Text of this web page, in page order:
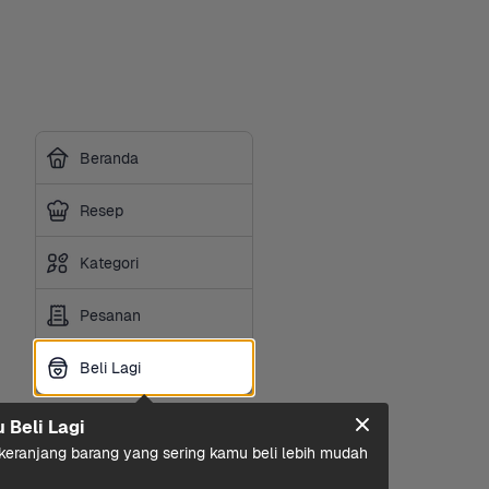
Beranda
Resep
Kategori
Pesanan
Beli Lagi
Beli Lagi
Beli Lagi
barang yang sering kamu beli lebih mudah